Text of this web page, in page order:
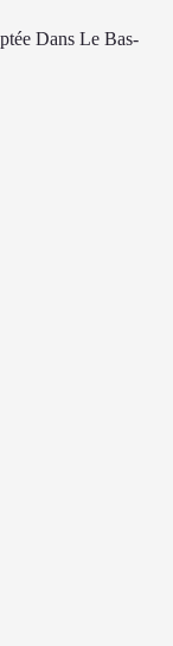
Dans Le Bas-